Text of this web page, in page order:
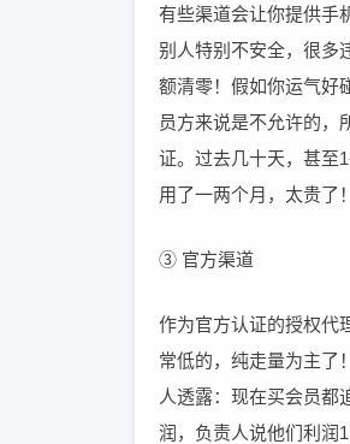
有些渠道会让你提供手
别人特别不安全，很多
额清零！假如你运气好
员方来说是不允许的，
证。过去几十天，甚至
用了一两个月，太贵了
③ 官方渠道
作为官方认证的授权代
常低的，纯走量为主了
人透露：现在买会员都
润，负责人说他们利润